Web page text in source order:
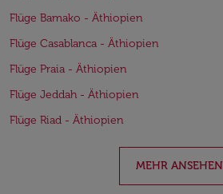
Flüge Bamako - Äthiopien
Flüge Casablanca - Äthiopien
Flüge Praia - Äthiopien
Flüge Jeddah - Äthiopien
Flüge Riad - Äthiopien
MEHR ANSEHEN